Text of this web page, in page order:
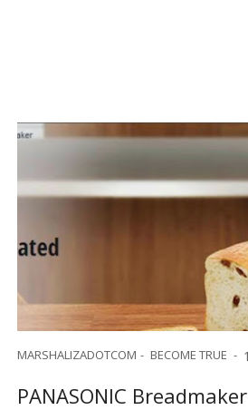
MARSHALIZADOTCOM BECOME TRUE
PANASONIC Breadmaker